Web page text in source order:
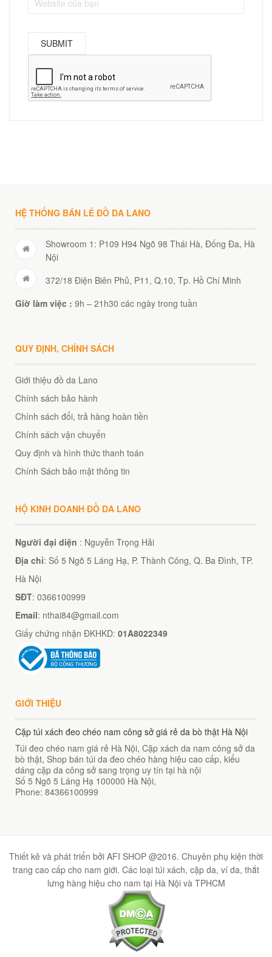
HỆ THỐNG BÁN LẺ ĐỒ DA LANO
Showroom 1: P109 H94 Ngõ 98 Thái Hà, Đống Đa, Hà
Nội
372/18 Điện Biên Phủ, P11, Q.10, Tp. Hồ Chí Minh
Giờ làm việc : 9h – 21h30 các ngày trong tuần
QUY ĐỊNH, CHÍNH SÁCH
Giới thiệu đồ da Lano
Chính sách bảo hành
Chính sách đổi, trả hàng hoàn tiền
Chính sách vận chuyển
Quy định và hình thức thanh toán
Chính Sách bảo mật thông tin
HỘ KINH DOANH ĐỒ DA LANO
Người đại diện : Nguyễn Trọng Hải
Địa chỉ: Số 5 Ngõ 5 Láng Hạ, P. Thành Công, Q. Ba Đình, TP.
Hà Nội
SĐT: 0366100999
Email: nthai84@gmail.com
Giấy chứng nhận ĐKHKD: 01A8022349
GIỚI THIỆU
Cặp túi xách đeo chéo nam công sở giá rẻ da bò thật Hà Nội
Túi đeo chéo nam giá rẻ Hà Nội, Cặp xách da nam công sở da
bò thật, Shop bán túi da đeo chéo hàng hiệu cao cấp, kiểu
dáng cặp da công sở sang trọng uy tín tại hà nội
Số 5 Ngõ 5 Láng Hạ 100000 Hà Nội,
Phone: 84366100999
Thiết kê và phát triển bởi AFI SHOP @2016. Chuyên phụ kiện thời
trang cao cấp cho nam giới. Các loại túi xách, cặp da, ví da, thắt
lưng hàng hiệu cho nam tại Hà Nội và TPHCM